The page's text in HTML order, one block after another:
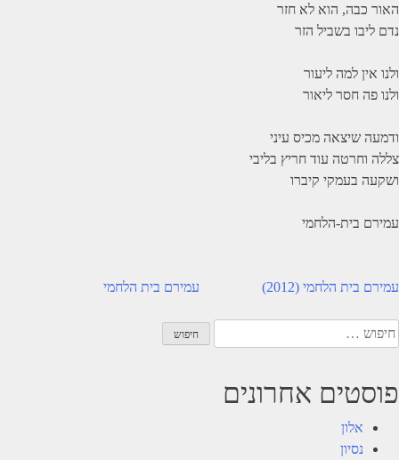
האור כבה, הוא לא חזר
נדם ליבו בשביל הזר
ולנו אין למה ליעור
ולנו פה חסר ליאור
ודמעה שיצאה מכיס עיני
צללה וחרטה עוד חריץ בליבי
ושקעה בעמקי קיברו
עמירם בית-הלחמי
ניווט עמירם בית הלחמי עמירם בית הלחמי (2012)
חיפוש:
פוסטים אחרונים
אלון
נסיון